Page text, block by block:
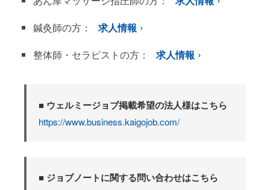
鍼灸師の方：
求人情報
整体師・セラピストの方：
求人情報
■ ウェルミージョブ掲載希望の法人様はこちら
https://www.business.kaigojob.com/
■ ジョブノートに関する問い合わせはこちら